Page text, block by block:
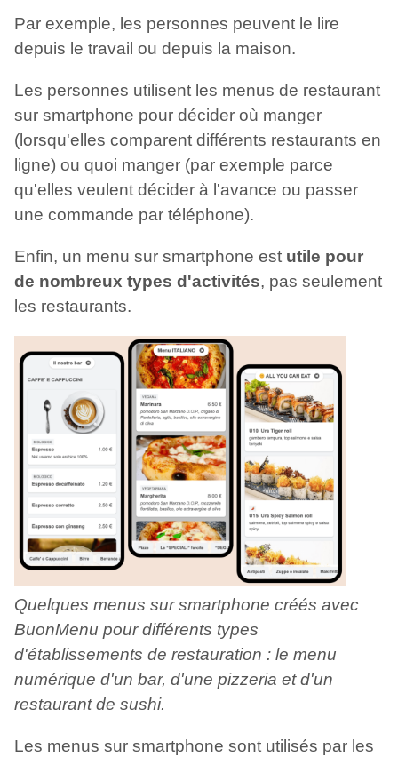
Par exemple, les personnes peuvent le lire
depuis le travail ou depuis la maison.
Les personnes utilisent les menus de restaurant
sur smartphone pour décider où manger
(lorsqu'elles comparent différents restaurants en
ligne) ou quoi manger (par exemple parce
qu'elles veulent décider à l'avance ou passer
une commande par téléphone).
Enfin, un menu sur smartphone est utile pour
de nombreux types d'activités, pas seulement
les restaurants.
Quelques menus sur smartphone créés avec
BuonMenu pour différents types
d'établissements de restauration : le menu
numérique d'un bar, d'une pizzeria et d'un
restaurant de sushi.
Les menus sur smartphone sont utilisés par les